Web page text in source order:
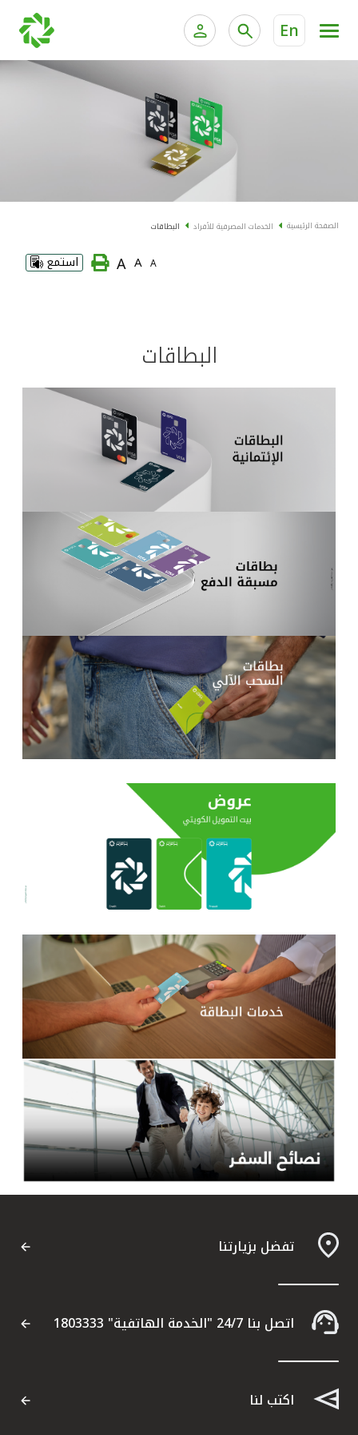
En
الخدمات المصرفية الإلكترونية للأفراد
الخدمات المصرفية الإلكترونية للشركات
خدمة "بيتك" للتداول الإلكتروني
الخدمات المالية
الحسابات المصرفية
البطاقات
القنوات المصرفية
أدوات وخدمات
خدمات ما بعد البيع
مواقع الفروع وأجهزة الصرف الآلي
ماليزيا
تركيا
مصر
المملكة المتحدة
مملكة البحرين
الصفحة الرئيسية الخدمات المصرفية للأفراد البطاقات
A
A
A استمع
البطاقات
تفضل بزيارتنا
اتصل بنا 24/7 "الخدمة الهاتفية" 1803333
اكتب لنا